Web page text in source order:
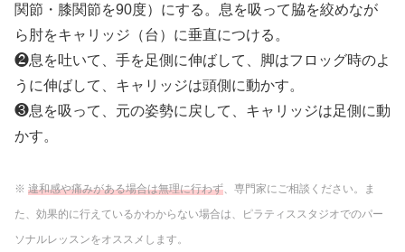
関節・膝関節を90度）にする。息を吸って脇を絞めなが
ら肘をキャリッジ（台）に垂直につける。
❷息を吐いて、手を足側に伸ばして、脚はフロッグ時のよ
うに伸ばして、キャリッジは頭側に動かす。
❸息を吸って、元の姿勢に戻して、キャリッジは足側に動
かす。
※ 違和感や痛みがある場合は無理に行わず、専門家にご相談ください。ま
た、効果的に行えているかわからない場合は、ピラティススタジオでのパー
ソナルレッスンをオススメします。